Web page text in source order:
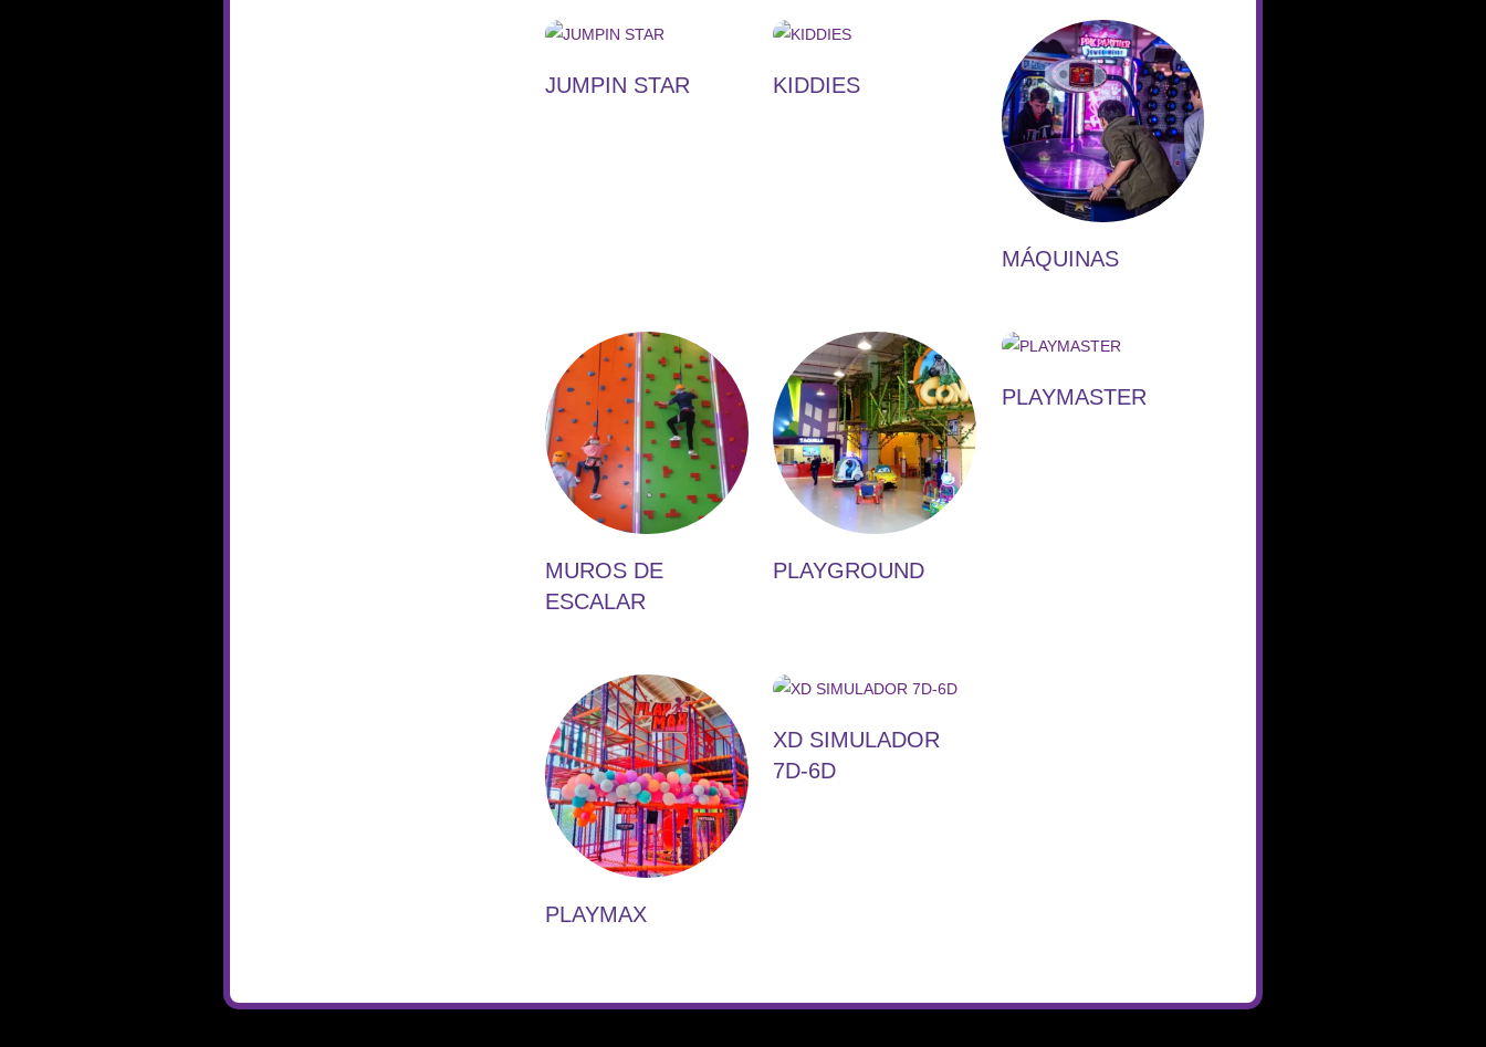
JUMPIN STAR KIDDIES
MÁQUINAS
MUROS DE
ESCALAR
PLAYGROUND
PLAYMASTER
PLAYMAX
XD SIMULADOR
7D-6D